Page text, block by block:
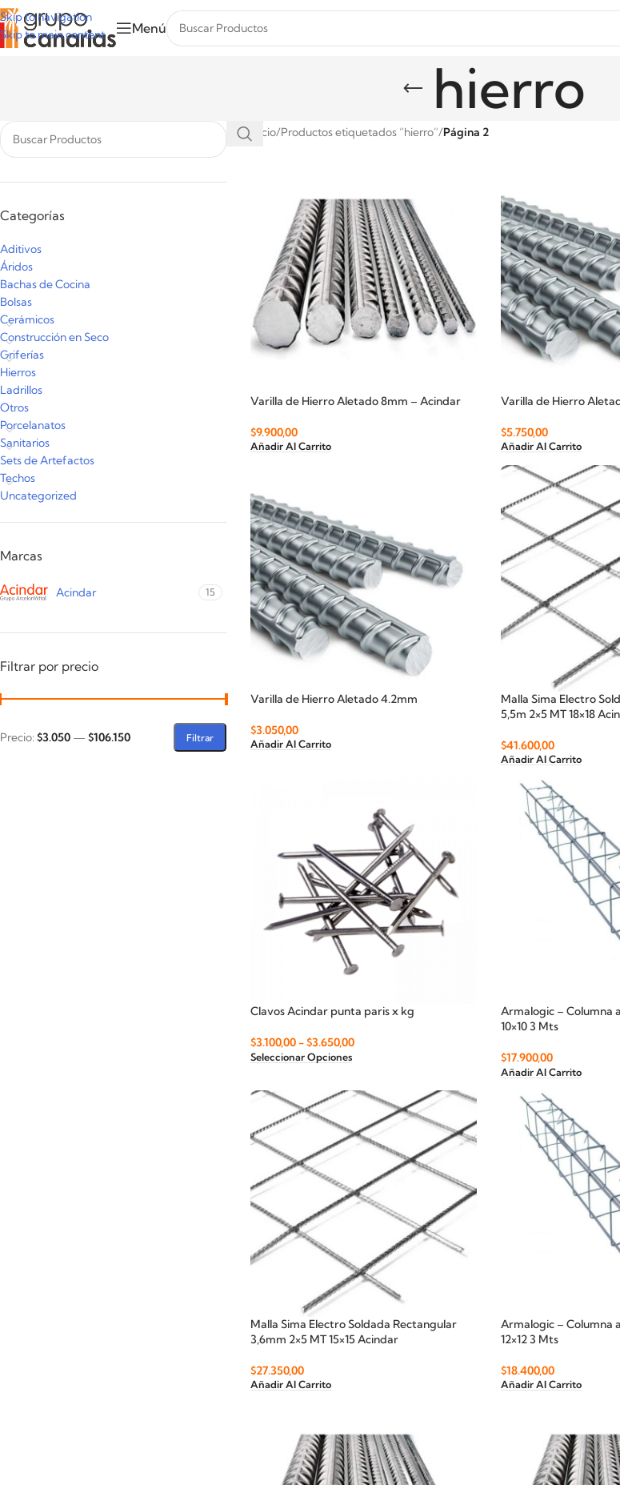
Skip to navigation
Skip to main content
Menú
hierro
Categorías
Aditivos
Áridos
Bachas de Cocina
Bolsas
Cerámicos
Construcción en Seco
Griferías
Hierros
Ladrillos
Otros
Porcelanatos
Sanitarios
Sets de Artefactos
Techos
Uncategorized
Marcas
Acindar 15
Filtrar por precio
Filtrar
Precio: $3.050 — $106.150
Inicio/Productos etiquetados “hierro”/Página 2
Varilla de Hierro Aletado 8mm – Acindar
$9.900,00
Añadir Al Carrito
Varilla de Hierro
$5.750,00
Añadir Al Carrito
Varilla de Hierro Aletado 4.2mm
$3.050,00
Añadir Al Carrito
Malla Sima Electro
5,5m 2×5 MT 18×18
$41.600,00
Añadir Al Carrito
Clavos Acindar punta paris x kg
$3.100,00-$3.650,00
Seleccionar Opciones
Armalogic – Columna
10×10 3 Mts
$17.900,00
Añadir Al Carrito
Malla Sima Electro Soldada Rectangular
3,6mm 2×5 MT 15×15 Acindar
$27.350,00
Añadir Al Carrito
Armalogic – Columna
12×12 3 Mts
$18.400,00
Añadir Al Carrito